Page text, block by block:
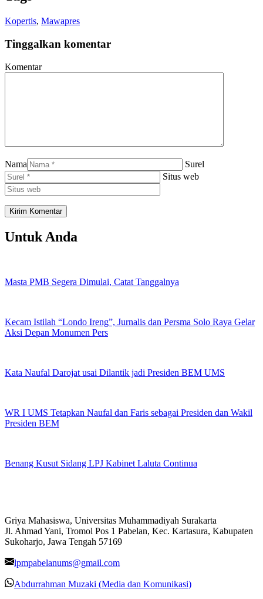
Kopertis, Mawapres
Tinggalkan komentar
Komentar
Nama
Surel
Situs web
Untuk Anda
Masta PMB Segera Dimulai, Catat Tanggalnya
Kecam Istilah “Londo Ireng”, Jurnalis dan Persma Solo Raya Gelar
Aksi Depan Monumen Pers
Kata Naufal Darojat usai Dilantik jadi Presiden BEM UMS
WR I UMS Tetapkan Naufal dan Faris sebagai Presiden dan Wakil
Presiden BEM
Benang Kusut Sidang LPJ Kabinet Laluta Continua
Griya Mahasiswa, Universitas Muhammadiyah Surakarta
Jl. Ahmad Yani, Tromol Pos 1 Pabelan, Kec. Kartasura, Kabupaten
Sukoharjo, Jawa Tengah 57169
lpmpabelanums@gmail.com
Abdurrahman Muzaki (Media dan Komunikasi)